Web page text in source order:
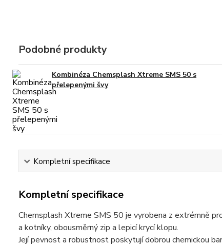
Podobné produkty
Kombinéza Chemsplash Xtreme SMS 50 s
přelepenými švy
Kompletní specifikace
Kompletní specifikace
Chemsplash Xtreme SMS 50 je vyrobena z extrémně
a kotníky, obousměrný zip a lepicí krycí klopu.
Její pevnost a robustnost poskytují dobrou chemickou